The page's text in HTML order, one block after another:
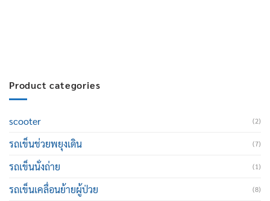
Product categories
scooter (2)
รถเข็นช่วยพยุงเดิน (7)
รถเข็นนั่งถ่าย (1)
รถเข็นเคลื่อนย้ายผู้ป่วย (8)